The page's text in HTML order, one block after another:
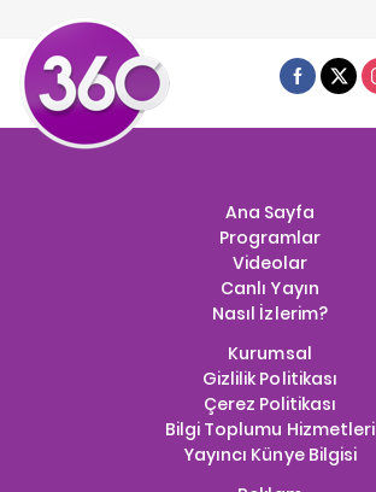
Ana Sayfa
Programlar
Videolar
Canlı Yayın
Nasıl İzlerim?
Kurumsal
Gizlilik Politikası
Çerez Politikası
Bilgi Toplumu Hizmetleri
Yayıncı Künye Bilgisi